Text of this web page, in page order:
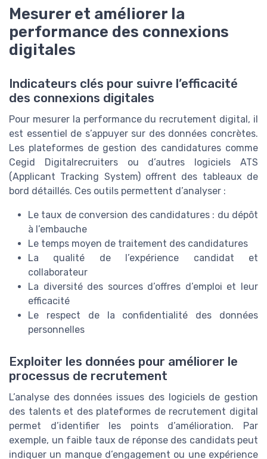
Mesurer et améliorer la
performance des connexions
digitales
Indicateurs clés pour suivre l’efficacité
des connexions digitales
Pour mesurer la performance du recrutement digital, il
est essentiel de s’appuyer sur des données concrètes.
Les plateformes de gestion des candidatures comme
Cegid Digitalrecruiters ou d’autres logiciels ATS
(Applicant Tracking System) offrent des tableaux de
bord détaillés. Ces outils permettent d’analyser :
Le taux de conversion des candidatures : du dépôt
à l’embauche
Le temps moyen de traitement des candidatures
La qualité de l’expérience candidat et
collaborateur
La diversité des sources d’offres d’emploi et leur
efficacité
Le respect de la confidentialité des données
personnelles
Exploiter les données pour améliorer le
processus de recrutement
L’analyse des données issues des logiciels de gestion
des talents et des plateformes de recrutement digital
permet d’identifier les points d’amélioration. Par
exemple, un faible taux de réponse des candidats peut
indiquer un manque d’engagement ou une expérience